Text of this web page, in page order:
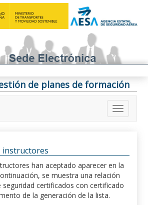
de planes de formación
instructores
han aceptado aparecer en la
se muestra una relación
seguridad certificados con certificado
de la generación de la lista.